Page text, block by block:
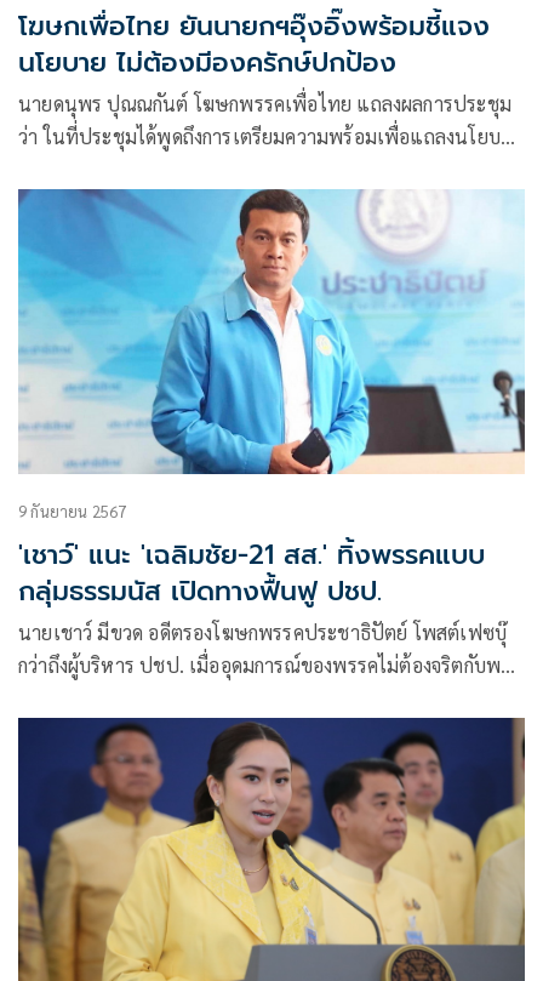
โฆษกเพื่อไทย ยันนายกฯอุ๊งอิ๊งพร้อมชี้แจง
นโยบาย ไม่ต้องมีองครักษ์ปกป้อง
นายดนุพร ปุณณกันต์ โฆษกพรรคเพื่อไทย แถลงผลการประชุม
ว่า ในที่ประชุมได้พูดถึงการเตรียมความพร้อมเพื่อแถลงนโยบาย
สนับสนุนนโยบายของน.ส.แพทองธาร
9 กันยายน 2567
'เชาว์' แนะ 'เฉลิมชัย-21 สส.' ทิ้งพรรคแบบ
กลุ่มธรรมนัส เปิดทางฟื้นฟู ปชป.
นายเชาว์ มีขวด อดีตรองโฆษกพรรคประชาธิปัตย์ โพสต์เฟซบุ๊
กว่าถึงผู้บริหาร ปชป. เมื่ออุดมการณ์ของพรรคไม่ต้องจริตกับพวก